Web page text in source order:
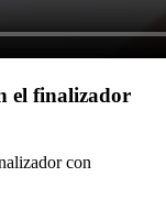
el finalizador
con